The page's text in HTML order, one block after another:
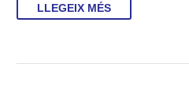
LLEGEIX MÉS